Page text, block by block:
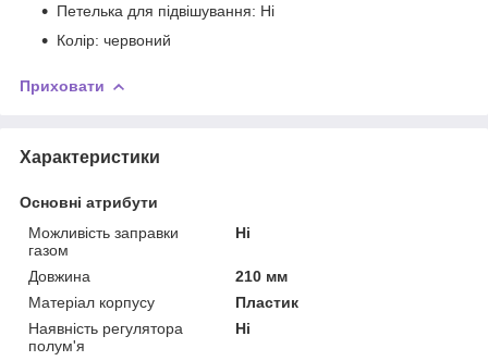
Петелька для підвішування: Ні
Колір: червоний
Приховати
Характеристики
Основні атрибути
Можливість заправки
газом
Ні
Довжина
210 мм
Матеріал корпусу
Пластик
Наявність регулятора
полум'я
Ні